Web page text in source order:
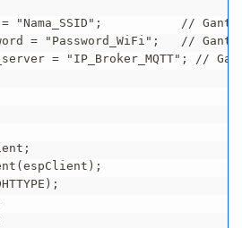
// Ganti
= "Password_WiFi";   // Ganti
= "IP_Broker_MQTT"; //